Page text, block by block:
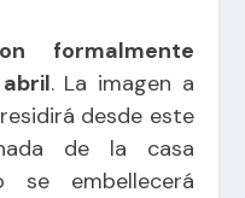
formalmente
. La imagen a
desde este
de la casa
se embellecerá